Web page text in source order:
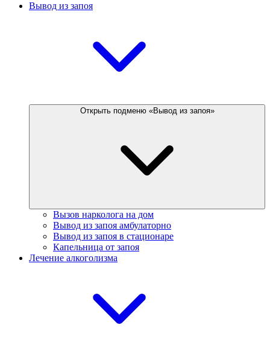
Вывод из запоя
Открыть подменю «Вывод из запоя»
Вызов нарколога на дом
Вывод из запоя амбулаторно
Вывод из запоя в стационаре
Капельница от запоя
Лечение алкоголизма